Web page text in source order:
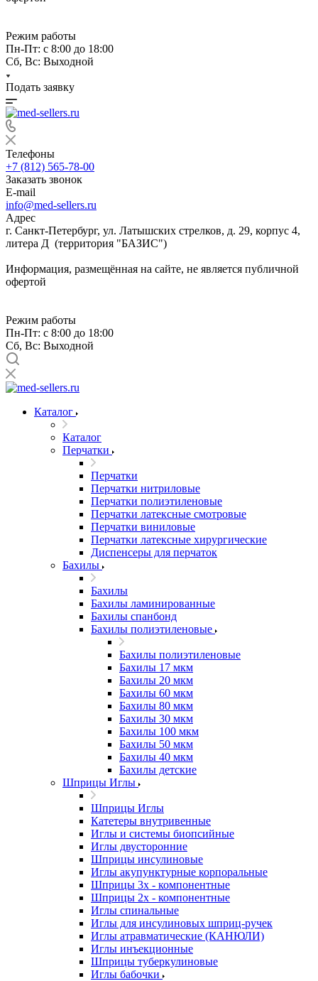
Режим работы
Пн-Пт: с 8:00 до 18:00
Сб, Вс: Выходной
Подать заявку
Телефоны
+7 (812) 565-78-00
Заказать звонок
E-mail
info@med-sellers.ru
Адрес
г. Санкт-Петербург, ул. Латышских стрелков, д. 29, корпус 4,
литера Д (территория "БАЗИС")
Информация, размещённая на сайте, не является публичной
офертой
Режим работы
Пн-Пт: с 8:00 до 18:00
Сб, Вс: Выходной
Каталог
Каталог
Перчатки
Перчатки
Перчатки нитриловые
Перчатки полиэтиленовые
Перчатки латексные смотровые
Перчатки виниловые
Перчатки латексные хирургические
Диспенсеры для перчаток
Бахилы
Бахилы
Бахилы ламинированные
Бахилы спанбонд
Бахилы полиэтиленовые
Бахилы полиэтиленовые
Бахилы 17 мкм
Бахилы 20 мкм
Бахилы 60 мкм
Бахилы 80 мкм
Бахилы 30 мкм
Бахилы 100 мкм
Бахилы 50 мкм
Бахилы 40 мкм
Бахилы детские
Шприцы Иглы
Шприцы Иглы
Катетеры внутривенные
Иглы и системы биопсийные
Иглы двусторонние
Шприцы инсулиновые
Иглы акупунктурные корпоральные
Шприцы 3х - компонентные
Шприцы 2х - компонентные
Иглы спинальные
Иглы для инсулиновых шприц-ручек
Иглы атравматические (КАНЮЛИ)
Иглы инъекционные
Шприцы туберкулиновые
Иглы бабочки